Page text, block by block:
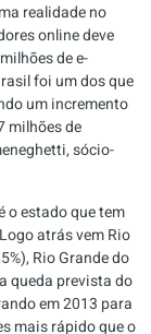
realidade no
online deve
de e-
foi um dos que
um incremento
milhões de
sócio-
o estado que tem
atrás vem Rio
Rio Grande do
queda prevista do
em 2013 para
mais rápido que o